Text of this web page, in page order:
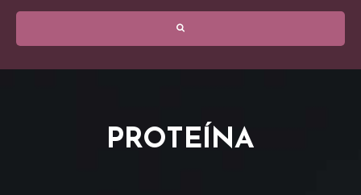
PROTEÍNA